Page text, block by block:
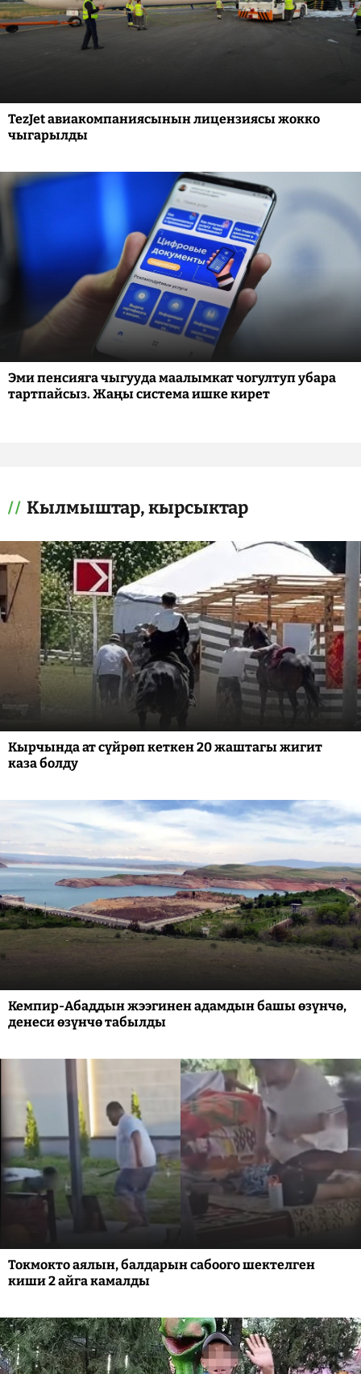
TezJet авиакомпаниясынын лицензиясы жокко
чыгарылды
Эми пенсияга чыгууда маалымкат чогултуп убара
тартпайсыз. Жаңы система ишке кирет
Кылмыштар, кырсыктар
Кырчында ат сүйрөп кеткен 20 жаштагы жигит
каза болду
Кемпир-Абаддын жээгинен адамдын башы өзүнчө,
денеси өзүнчө табылды
Токмокто аялын, балдарын сабоого шектелген
киши 2 айга камалды